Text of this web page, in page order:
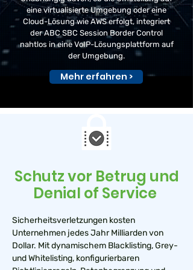
eine virtualisierte Umgebung oder eine
Cloud-Lösung wie AWS erfolgt, integriert
der ABC SBC Session Border Control
nahtlos in eine VoIP-Lösungsplattform auf
der Umgebung.
Mehr erfahren >
Schutz vor Betrug und
Denial of Service
Sicherheitsverletzungen kosten
Unternehmen jedes Jahr Milliarden von
Dollar. Mit dynamischem Blacklisting, Grey-
und Whitelisting, konfigurierbaren